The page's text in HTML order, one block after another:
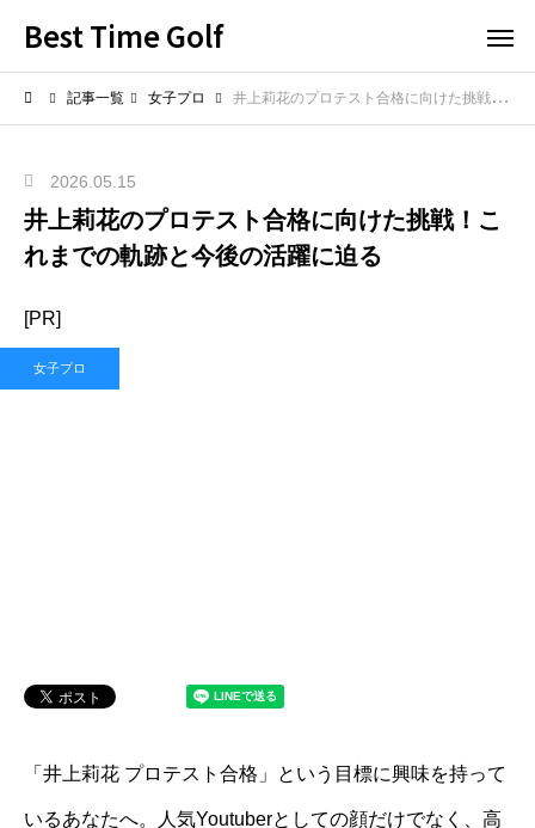
Best Time Golf
記事一覧 女子プロ 井上莉花のプロテスト合格に向けた挑戦！これまでの軌跡と今後の活躍に迫る
2026.05.15
井上莉花のプロテスト合格に向けた挑戦！こ
れまでの軌跡と今後の活躍に迫る
[PR]
女子プロ
「井上莉花 プロテスト合格」という目標に興味を持って
いるあなたへ。人気Youtuberとしての顔だけでなく、高